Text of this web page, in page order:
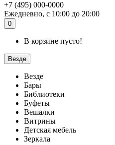
+7 (495) 000-0000
Ежедневно, с 10:00 до 20:00
0
В корзине пусто!
Везде
Везде
Бары
Библиотеки
Буфеты
Вешалки
Витрины
Детская мебель
Зеркала